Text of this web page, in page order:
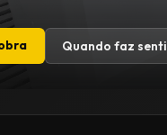
Quando faz